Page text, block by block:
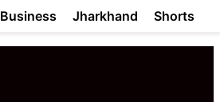
Business Jharkhand Shorts